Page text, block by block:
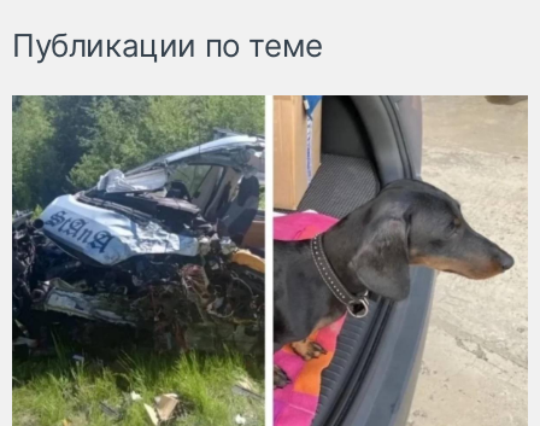
Публикации по теме